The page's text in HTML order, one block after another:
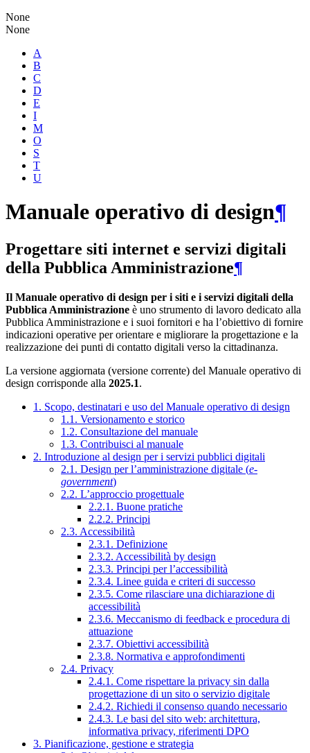
None
None
A
B
C
D
E
I
M
O
S
T
U
Manuale operativo di design¶
Progettare siti internet e servizi digitali
della Pubblica Amministrazione¶
Il Manuale operativo di design per i siti e i servizi digitali della
Pubblica Amministrazione è uno strumento di lavoro dedicato alla
Pubblica Amministrazione e i suoi fornitori e ha l’obiettivo di fornire
indicazioni operative per orientare e migliorare la progettazione e la
realizzazione dei punti di contatto digitali verso la cittadinanza.
La versione aggiornata (versione corrente) del Manuale operativo di
design corrisponde alla 2025.1.
1. Scopo, destinatari e uso del Manuale operativo di design
1.1. Versionamento e storico
1.2. Consultazione del manuale
1.3. Contribuisci al manuale
2. Introduzione al design per i servizi pubblici digitali
2.1. Design per l’amministrazione digitale (e-
government)
2.2. L’approccio progettuale
2.2.1. Buone pratiche
2.2.2. Principi
2.3. Accessibilità
2.3.1. Definizione
2.3.2. Accessibilità by design
2.3.3. Principi per l’accessibilità
2.3.4. Linee guida e criteri di successo
2.3.5. Come rilasciare una dichiarazione di
accessibilità
2.3.6. Meccanismo di feedback e procedura di
attuazione
2.3.7. Obiettivi accessibilità
2.3.8. Normativa e approfondimenti
2.4. Privacy
2.4.1. Come rispettare la privacy sin dalla
progettazione di un sito o servizio digitale
2.4.2. Richiedi il consenso quando necessario
2.4.3. Le basi del sito web: architettura,
informativa privacy, riferimenti DPO
3. Pianificazione, gestione e strategia